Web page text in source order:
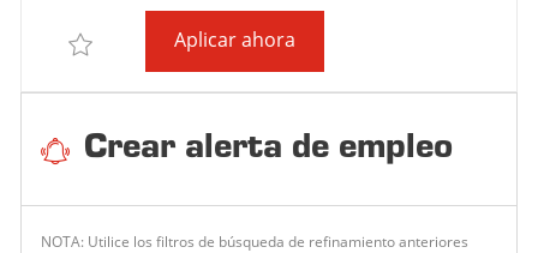
C
Ó
J
Salvar Senior Financial Analyst SENIO007509
Aplicar ahoraSenior Financial Analyst
Crear alerta de empleo
NOTA: Utilice los filtros de búsqueda de refinamiento anteriores